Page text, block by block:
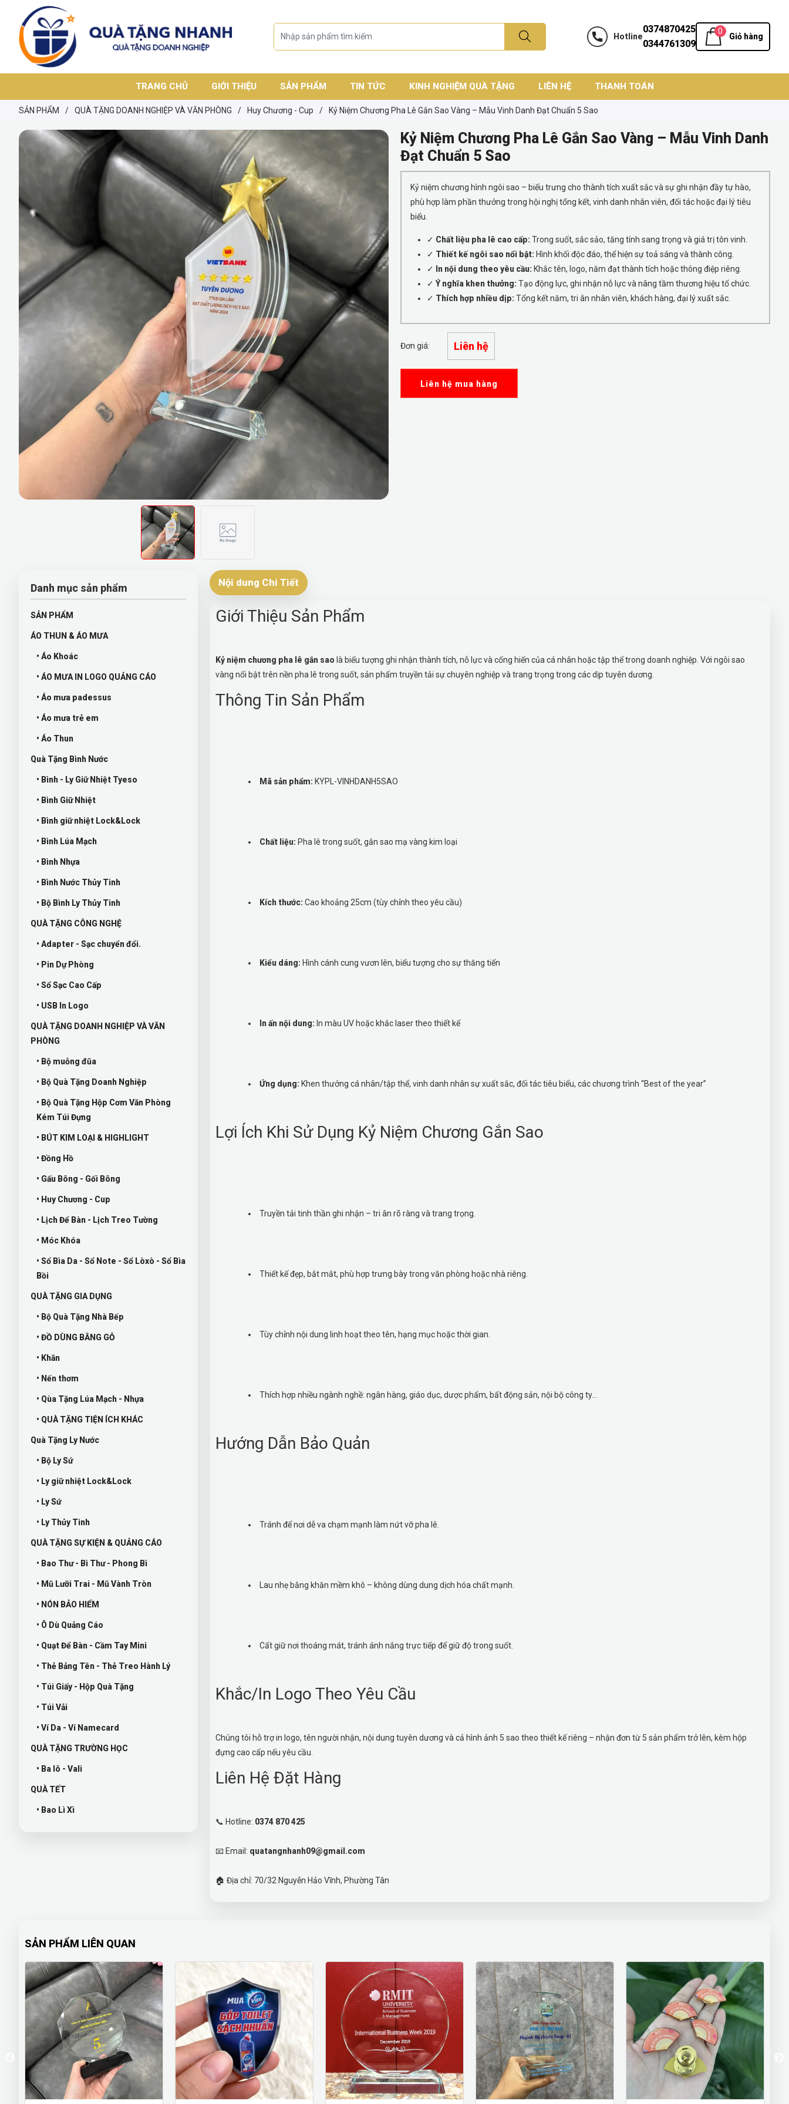
Hotline
0374870425
0344761309
0
Giỏ hàng
TRANG CHỦ GIỚI THIỆU SẢN PHẨM TIN TỨC KINH NGHIỆM QUÀ TẶNG LIÊN HỆ THANH TOÁN
SẢN PHẨM / QUÀ TẶNG DOANH NGHIỆP VÀ VĂN PHÒNG / Huy Chương - Cup / Kỷ Niệm Chương Pha Lê Gắn Sao Vàng – Mẫu Vinh Danh Đạt Chuẩn 5 Sao
Kỷ Niệm Chương Pha Lê Gắn Sao Vàng – Mẫu Vinh Danh
Đạt Chuẩn 5 Sao
Kỷ niệm chương hình ngôi sao – biểu trưng cho thành tích xuất sắc và sự ghi nhận đầy tự hào,
phù hợp làm phần thưởng trong hội nghị tổng kết, vinh danh nhân viên, đối tác hoặc đại lý tiêu
biểu.
✓ Chất liệu pha lê cao cấp: Trong suốt, sắc sảo, tăng tính sang trọng và giá trị tôn vinh.
✓ Thiết kế ngôi sao nổi bật: Hình khối độc đáo, thể hiện sự toả sáng và thành công.
✓
In nội dung theo yêu cầu: Khắc tên, logo, năm đạt thành tích hoặc thông điệp riêng.
✓ Ý nghĩa khen thưởng: Tạo động lực, ghi nhận nỗ lực và nâng tầm thương hiệu tổ chức.
✓ Thích hợp nhiều dịp: Tổng kết năm, tri ân nhân viên, khách hàng, đại lý xuất sắc.
Đơn giá: Liên hệ
Liên hệ mua hàng
Danh mục sản phẩm
SẢN PHẨM
ÁO THUN & ÁO MƯA
• Áo Khoác
• ÁO MƯA IN LOGO QUẢNG CÁO
• Áo mưa padessus
• Áo mưa trẻ em
• Áo Thun
Quà Tặng Bình Nước
• Bình - Ly Giữ Nhiệt Tyeso
• Bình Giữ Nhiệt
• Bình giữ nhiệt Lock&Lock
• Bình Lúa Mạch
• Bình Nhựa
• Bình Nước Thủy Tinh
• Bộ Bình Ly Thủy Tinh
QUÀ TẶNG CÔNG NGHỆ
• Adapter - Sạc chuyển đổi.
• Pin Dự Phòng
• Sổ Sạc Cao Cấp
• USB In Logo
QUÀ TẶNG DOANH NGHIỆP VÀ VĂN
PHÒNG
• Bộ muỗng đũa
• Bộ Quà Tặng Doanh Nghiệp
• Bộ Quà Tặng Hộp Cơm Văn Phòng
Kém Túi Đựng
• BÚT KIM LOẠI & HIGHLIGHT
• Đồng Hồ
• Gấu Bông - Gối Bông
• Huy Chương - Cup
• Lịch Để Bàn - Lịch Treo Tường
• Móc Khóa
• Sổ Bìa Da - Sổ Note - Sổ Lòxò - Sổ Bìa
Bồi
QUÀ TẶNG GIA DỤNG
• Bộ Quà Tặng Nhà Bếp
• ĐỒ DÙNG BẰNG GỖ
• Khăn
• Nến thơm
• Qùa Tặng Lúa Mạch - Nhựa
• QUÀ TẶNG TIỆN ÍCH KHÁC
Quà Tặng Ly Nước
• Bộ Ly Sứ
• Ly giữ nhiệt Lock&Lock
• Ly Sứ
• Ly Thủy Tinh
QUÀ TẶNG SỰ KIỆN & QUẢNG CÁO
• Bao Thư - Bì Thư - Phong Bì
• Mũ Lưỡi Trai - Mũ Vành Tròn
• NÓN BẢO HIỂM
• Ô Dù Quảng Cáo
• Quạt Để Bàn - Cầm Tay Mini
• Thẻ Bảng Tên - Thẻ Treo Hành Lý
• Túi Giấy - Hộp Quà Tặng
• Túi Vải
• Ví Da - Ví Namecard
QUÀ TẶNG TRƯỜNG HỌC
• Ba lô - Vali
QUÀ TẾT
• Bao Lì Xì
Nội dung Chi Tiết
Giới Thiệu Sản Phẩm
Kỷ niệm chương pha lê gắn sao là biểu tượng ghi nhận thành tích, nỗ lực và cống hiến của cá nhân hoặc tập thể trong doanh nghiệp. Với ngôi sao
vàng nổi bật trên nền pha lê trong suốt, sản phẩm truyền tải sự chuyên nghiệp và trang trọng trong các dịp tuyên dương.
Thông Tin Sản Phẩm
Mã sản phẩm: KYPL-VINHDANH5SAO
Chất liệu: Pha lê trong suốt, gắn sao mạ vàng kim loại
Kích thước: Cao khoảng 25cm (tùy chỉnh theo yêu cầu)
Kiểu dáng: Hình cánh cung vươn lên, biểu tượng cho sự thăng tiến
In ấn nội dung: In màu UV hoặc khắc laser theo thiết kế
Ứng dụng: Khen thưởng cá nhân/tập thể, vinh danh nhân sự xuất sắc, đối tác tiêu biểu, các chương trình “Best of the year”
Lợi Ích Khi Sử Dụng Kỷ Niệm Chương Gắn Sao
Truyền tải tinh thần ghi nhận – tri ân rõ ràng và trang trọng.
Thiết kế đẹp, bắt mắt, phù hợp trưng bày trong văn phòng hoặc nhà riêng.
Tùy chỉnh nội dung linh hoạt theo tên, hạng mục hoặc thời gian.
Thích hợp nhiều ngành nghề: ngân hàng, giáo dục, dược phẩm, bất động sản, nội bộ công ty…
Hướng Dẫn Bảo Quản
Tránh để nơi dễ va chạm mạnh làm nứt vỡ pha lê.
Lau nhẹ bằng khăn mềm khô – không dùng dung dịch hóa chất mạnh.
Cất giữ nơi thoáng mát, tránh ánh nắng trực tiếp để giữ độ trong suốt.
Khắc/In Logo Theo Yêu Cầu
Chúng tôi hỗ trợ in logo, tên người nhận, nội dung tuyên dương và cả hình ảnh 5 sao theo thiết kế riêng – nhận đơn từ 5 sản phẩm trở lên, kèm hộp
đựng cao cấp nếu yêu cầu.
Liên Hệ Đặt Hàng
📞 Hotline: 0374 870 425
📧 Email: quatangnhanh09@gmail.com
🏠 Địa chỉ: 70/32 Nguyễn Hảo Vĩnh, Phường Tân
SẢN PHẨM LIÊN QUAN